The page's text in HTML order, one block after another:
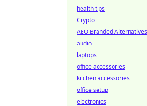
health tips
Crypto
AEO Branded Alternatives
audio
laptops
office accessories
kitchen accessories
office setup
electronics